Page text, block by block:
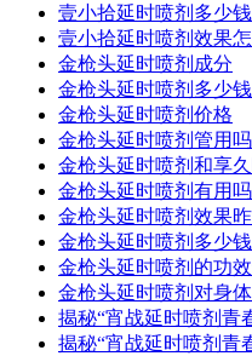
壹小拾延时喷剂多少钱
壹小拾延时喷剂效果
金枪头延时喷剂成分
金枪头延时喷剂多少
金枪头延时喷剂价格
金枪头延时喷剂管用吗
金枪头延时喷剂和享
金枪头延时喷剂有用
金枪头延时喷剂效果
金枪头延时喷剂多少
金枪头延时喷剂的功
金枪头延时喷剂对身
揭秘“宵战延时喷剂青
揭秘“宵战延时喷剂青